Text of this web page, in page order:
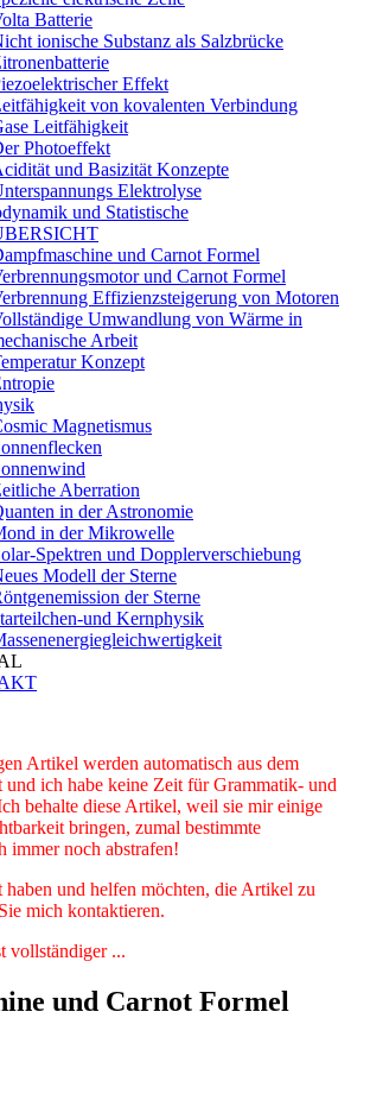
Batterie
ionische Substanz als Salzbrücke
Effekt
von kovalenten Verbindung
Leitfähigkeit
Photoeffekt
und Basizität Konzepte
Elektrolyse
und Statistische
und Carnot Formel
und Carnot Formel
Effizienzsteigerung von Motoren
Umwandlung von Wärme in
Arbeit
Konzept
Magnetismus
Aberration
in der Astronomie
in der Mikrowelle
Spektren und Dopplerverschiebung
Modell der Sterne
der Sterne
und Kernphysik
Artikel werden automatisch aus dem
und ich habe keine Zeit für Grammatik- und
behalte diese Artikel, weil sie mir einige
bringen, zumal bestimmte
immer noch abstrafen!
haben und helfen möchten, die Artikel zu
mich kontaktieren.
vollständiger ...
und Carnot Formel